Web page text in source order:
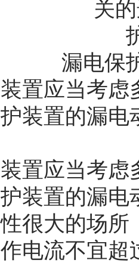
漏电保
置应当考
装置的漏电
置应当考
装置的漏
很大的场
电流不宜超